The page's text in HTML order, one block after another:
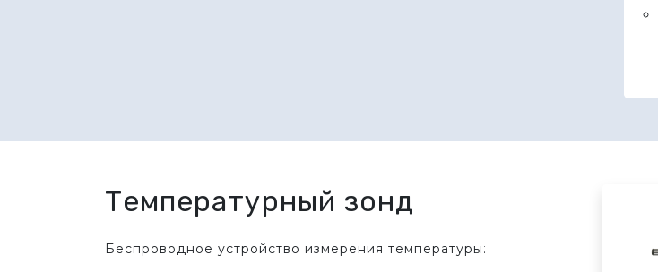
Температурный зонд
Беспроводное устройство измерения температуры: